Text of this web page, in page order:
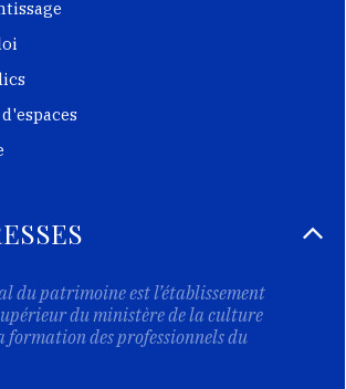
du patrimoine est l’établissement
du ministère de la culture
formation des professionnels du